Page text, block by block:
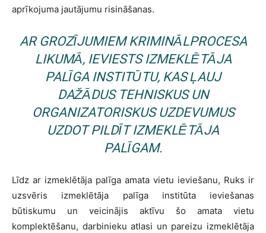
aprīkojuma jautājumu risināšanas.
AR GROZĪJUMIEM KRIMINĀLPROCESA
LIKUMĀ, IEVIESTS IZMEKLĒTĀJA
PALĪGA INSTITŪTU, KAS ĻAUJ
DAŽĀDUS TEHNISKUS UN
ORGANIZATORISKUS UZDEVUMUS
UZDOT PILDĪT IZMEKLĒTĀJA
PALĪGAM.
Līdz ar izmeklētāja palīga amata vietu ieviešanu, Ruks ir
uzsvēris izmeklētāja palīga institūta ieviešanas
būtiskumu un veicinājis aktīvu šo amata vietu
komplektēšanu, darbinieku atlasi un pareizu izmeklētāja